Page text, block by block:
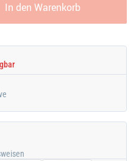
In den Warenkorb